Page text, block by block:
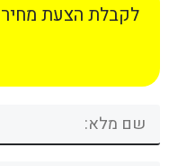
לקבלת הצעת מחיר